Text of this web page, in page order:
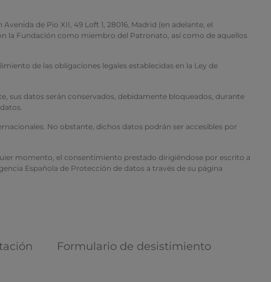
de Pio XII, 49 Loft 1, 28016, Madrid (en adelante, el
la Fundación como miembro del Patronato, así como de aquellos
de las obligaciones legales establecidas en la Ley de
sus datos serán conservados, debidamente bloqueados, durante
No obstante, dichos datos podrán ser accesibles por
momento, el consentimiento prestado dirigiéndose por escrito a
Española de Protección de datos a través de su página
Formulario de desistimiento